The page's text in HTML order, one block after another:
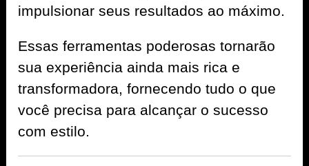
impulsionar seus resultados ao máximo.
Essas ferramentas poderosas tornarão
sua experiência ainda mais rica e
transformadora, fornecendo tudo o que
você precisa para alcançar o sucesso
com estilo.